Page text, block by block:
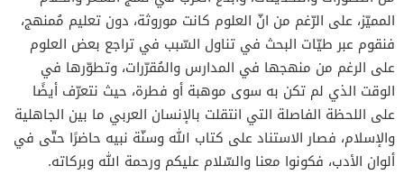
المميّز، على الرّغم من انّ العلوم كانت موروثة، دون تعليم مُمنهج،
فنقوم عبر طيّات البحث في تناول السّبب في تراجع بعض العلوم
على الرغم من منهجها في المدارس والمُقرّرات، وتطوّرها في
الوقت الذي لم تكن به سوى موهبة أو فطرة، حيث نتعرّف أيضًا
على اللحظة الفاصلة التي انتقلت بالإنسان العربي ما بين الجاهلية
والإسلام، فصار الاستناد على كتاب الله وسنّة نبيه حاضرًا حتّى في
ألوان الأدب، فكونوا معنا والسّلام عليكم ورحمة الله وبركاته.